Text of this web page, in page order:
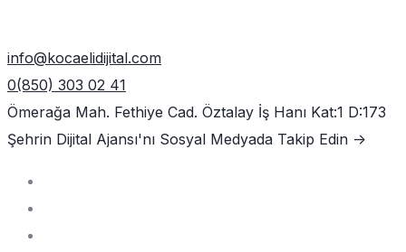
info@kocaelidijital.com
0(850) 303 02 41
Ömerağa Mah. Fethiye Cad. Öztalay İş Hanı Kat:1 D:173
Şehrin Dijital Ajansı'nı Sosyal Medyada Takip Edin ->